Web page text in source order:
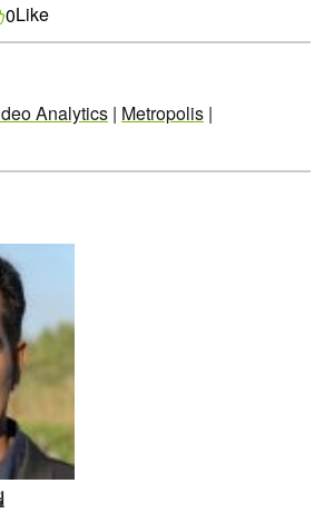
0Like
Analytics | Metropolis |